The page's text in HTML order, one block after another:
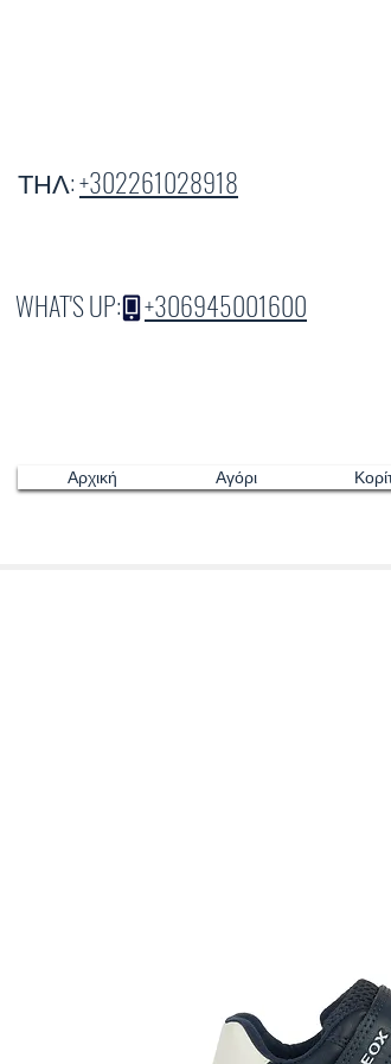
ΤΗΛ:+302261028918
WHAT'S UP:+306945001600
Αρχική Αγόρι